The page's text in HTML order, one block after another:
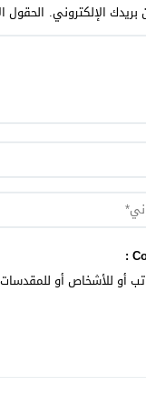
الإلكتروني. الحقول
أو للأشخاص أو